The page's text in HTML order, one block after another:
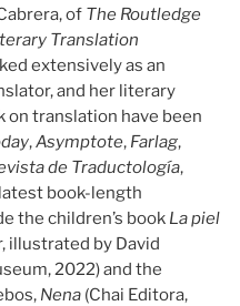
of The Routledge
Translation
extensively as an
and her literary
on translation have been
,Asymptote, Farlag,
de Traductología,
book-length
the children’s book La piel
illustrated by David
2022) and the
Nena (Chai Editora,